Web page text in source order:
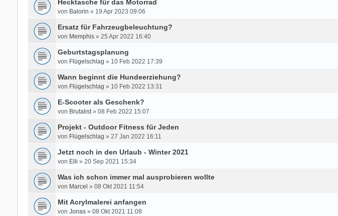
Hecktasche für das Motorrad
von Balorin » 19 Apr 2023 09:06
Ersatz für Fahrzeugbeleuchtung?
von Memphis» 25 Apr 2022 16:40
Geburtstagsplanung
von Flügelschlag » 10 Feb 2022 17:39
Wann beginnt die Hundeerziehung?
von Flügelschlag » 10 Feb 2022 13:31
E-Scooter als Geschenk?
von Brutalist» 08 Feb 2022 15:07
Projekt - Outdoor Fitness für Jeden
von Flügelschlag » 27 Jan 2022 16:11
Jetzt noch in den Urlaub - Winter 2021
von Elli » 20 Sep 2021 15:34
Was ich schon immer mal ausprobieren wollte
von Marcel » 08 Okt 2021 11:54
Mit Acrylmalerei anfangen
von Jonas» 08 Okt 2021 11:08